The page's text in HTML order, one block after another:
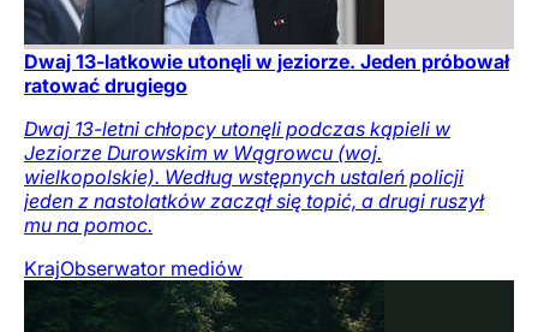
Dwaj 13-latkowie utonęli w jeziorze. Jeden próbował
ratować drugiego
Dwaj 13-letni chłopcy utonęli podczas kąpieli w
Jeziorze Durowskim w Wągrowcu (woj.
wielkopolskie). Według wstępnych ustaleń policji
jeden z nastolatków zaczął się topić, a drugi ruszył
mu na pomoc.
KrajObserwator mediów